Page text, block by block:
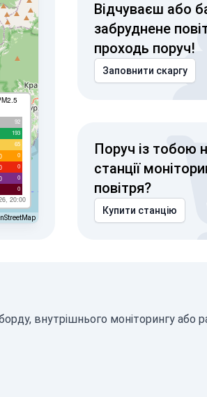
92
193
65
0
0
0
0
20:00
Відчуваєш або
забруднене
проходь поруч!
Заповнити скаргу
Поруч із тобою
станції
повітря?
Купити станцію
внутрішнього моніторингу або